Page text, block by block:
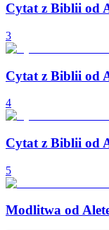
Cytat z Biblii od
3
Cytat z Biblii od
4
Cytat z Biblii od
5
Modlitwa od